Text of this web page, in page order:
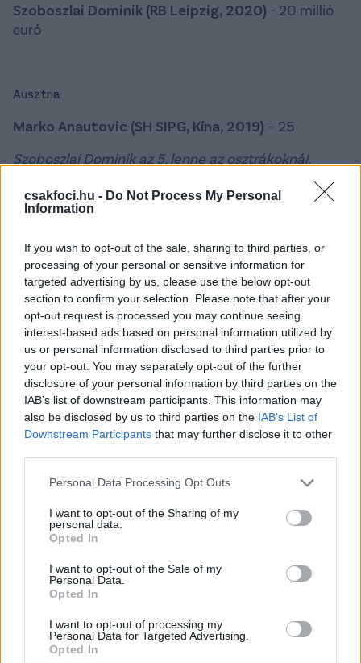
csakfoci.hu - Do Not Process My Personal
Information
If you wish to opt-out of the sale, sharing to third parties, or
processing of your personal or sensitive information for
targeted advertising by us, please use the below opt-out
section to confirm your selection. Please note that after your
opt-out request is processed you may continue seeing
interest-based ads based on personal information utilized by
us or personal information disclosed to third parties prior to
your opt-out. You may separately opt-out of the further
disclosure of your personal information by third parties on the
IAB’s list of downstream participants. This information may
also be disclosed by us to third parties on the IAB’s List of
Downstream Participants that may further disclose it to other
Please note that this website/app uses one or more Google
not limited to your visit or usage behaviour. You may click to
grant or deny consent to Google and its third-party tags to
use your data for below specified purposes in below Google
consent section.
Personal Data Processing Opt Outs
I want to opt-out of the Sharing of my
personal data.
Opted In
I want to opt-out of the Sale of my
Personal Data.
Opted In
I want to opt-out of processing my
Personal Data for Targeted Advertising.
Opted In
Szoboszlai Dominik (RB Leipzig, 2020) - 20 millió
euró
Ausztria
Marko Anautovic (SH SIPG, Kína, 2019) – 25
Szoboszlai Dominik az 5. lenne az osztrákoknál.
Miralem Pjanic (Barcelona, 2020) - 60
Szoboszlai itt az 5. lenne átigazolásával.
Csehország
Pavel Nedved (Juventus, 2001)– 45
A közelmúltból: Patrik Schick (Roma, 2018) 42
Horvátország
Mateo Kovacic (Chelsea, 2019)
Szoboszlai a top 10-be beférne, de épphogy, a 9.
helyen állna a horvátoknál.